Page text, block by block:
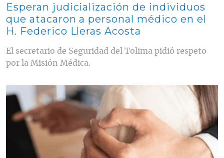
Esperan judicialización de individuos
que atacaron a personal médico en el
H. Federico Lleras Acosta
El secretario de Seguridad del Tolima pidió respeto
por la Misión Médica.
Contenido multimedia principal